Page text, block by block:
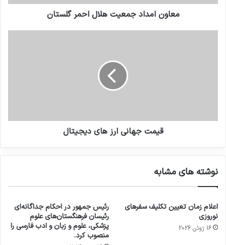
معاون امداد جمعیت هلال احمر گلستان
قیمت جهانی ارز های دیجیتال
نوشته های مشابه
اعلام زمان تعیین تکلیف سفرهای
نوروزی
16 ژوئن 2026
رئیس جمهور در احکام جداگانه‌ای
رئیسان فرهنگستان‌های علوم
پزشکی، علوم و زبان و ادب فارسی را
منصوب کرد.